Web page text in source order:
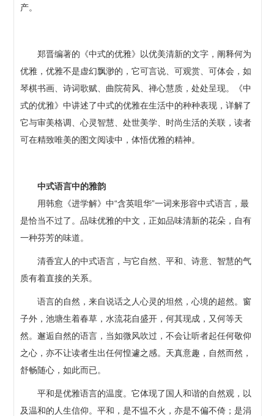
产。
郑晋编著的《中式的优雅》以优美清新的文字，阐释何为
优雅，优雅不是虚幻飘渺的，它可言说、可观赏、可体会，如
琴棋书画、诗词歌赋、曲院荷风、禅心慧质，处处呈现。《中
式的优雅》中讲述了中式的优雅在生活中的种种表现，详解了
它与审美格调、心灵智慧、处世美学、时尚生活的关联，读者
可在精致唯美的图文阅读中，体悟优雅的精神。
中式语言中的雅韵
用韩愈《进学解》中“含英咀华”一词来形容中式语言，最
是恰当不过了。品味优雅的中文，正如品味清新的花朵，自有
一种芬芳的味道。
清香宜人的中式语言，与它自然、平和、诗意、智慧的气
质有着直接的关系。
语言的自然，来自说话之人心灵的坦然，心境的超然。窗
子外，池塘生着春草，水流花自盛开，何其现成，又何等天
然。邂逅自然的语言，当如微风吹过，不会让听者起任何敬仰
之心，亦不让读者生出任何惶遽之感。天真意趣，自然而然，
舒畅随心，如此而已。
平和是优雅语言的温度。它体现了国人和谐的自然观，以
及温和的人生信仰。平和，是不愠不火，亦是不偏不倚；是涓